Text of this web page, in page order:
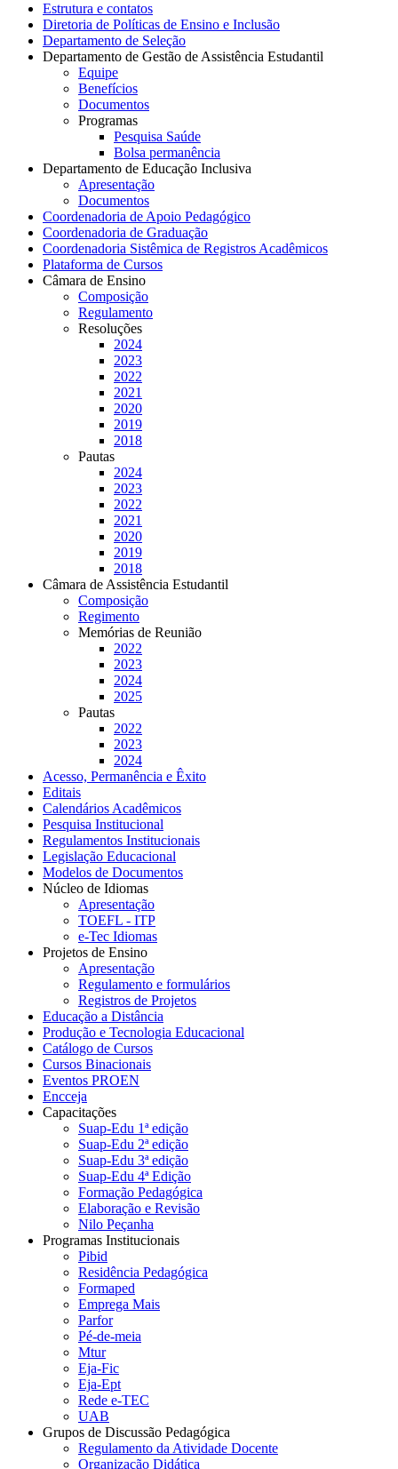
Estrutura e contatos
Diretoria de Políticas de Ensino e Inclusão
Departamento de Seleção
Departamento de Gestão de Assistência Estudantil
Equipe
Benefícios
Documentos
Programas
Pesquisa Saúde
Bolsa permanência
Departamento de Educação Inclusiva
Apresentação
Documentos
Coordenadoria de Apoio Pedagógico
Coordenadoria de Graduação
Coordenadoria Sistêmica de Registros Acadêmicos
Plataforma de Cursos
Câmara de Ensino
Composição
Regulamento
Resoluções
2024
2023
2022
2021
2020
2019
2018
Pautas
2024
2023
2022
2021
2020
2019
2018
Câmara de Assistência Estudantil
Composição
Regimento
Memórias de Reunião
2022
2023
2024
2025
Pautas
2022
2023
2024
Acesso, Permanência e Êxito
Editais
Calendários Acadêmicos
Pesquisa Institucional
Regulamentos Institucionais
Legislação Educacional
Modelos de Documentos
Núcleo de Idiomas
Apresentação
TOEFL - ITP
e-Tec Idiomas
Projetos de Ensino
Apresentação
Regulamento e formulários
Registros de Projetos
Educação a Distância
Produção e Tecnologia Educacional
Catálogo de Cursos
Cursos Binacionais
Eventos PROEN
Encceja
Capacitações
Suap-Edu 1ª edição
Suap-Edu 2ª edição
Suap-Edu 3ª edição
Suap-Edu 4ª Edição
Formação Pedagógica
Elaboração e Revisão
Nilo Peçanha
Programas Institucionais
Pibid
Residência Pedagógica
Formaped
Emprega Mais
Parfor
Pé-de-meia
Mtur
Eja-Fic
Eja-Ept
Rede e-TEC
UAB
Grupos de Discussão Pedagógica
Regulamento da Atividade Docente
Organização Didática